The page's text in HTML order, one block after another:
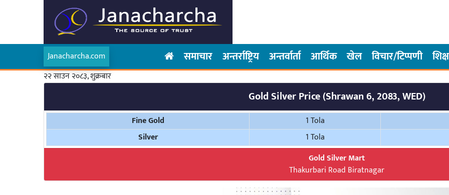
Janacharcha.com समाचार अन्तर्राष्ट्रिय अन्तर्वार्ता आर्थिक खेल विचार/टिप्पणी
२२ साउन २०८३, शुक्रबार
Gold Silver Price (Shrawan 6, 2083, WED)
Fine Gold
1 Tola
Silver
1 Tola
Gold Silver Mart
Thakurbari Road Biratnagar